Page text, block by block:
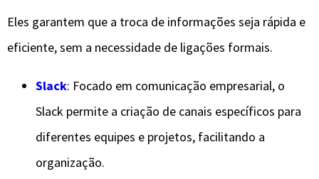
Eles garantem que a troca de informações seja rápida e
eficiente, sem a necessidade de ligações formais.
Slack: Focado em comunicação empresarial, o
Slack permite a criação de canais específicos para
diferentes equipes e projetos, facilitando a
organização.